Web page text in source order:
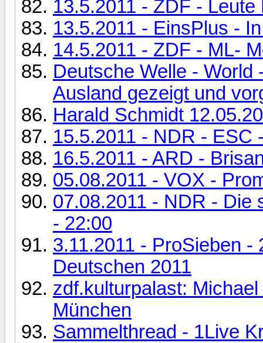
13.5.2011 - ZDF -
13.5.2011 - EinsPlus -
14.5.2011 - ZDF - ML-
Deutsche Welle - World
Ausland gezeigt und
Harald Schmidt
15.5.2011 - NDR - ESC
16.5.2011 - ARD -
05.08.2011 - VOX -
07.08.2011 - NDR - Die
- 22:00
3.11.2011 - ProSieben
Deutschen 2011
zdf.kulturpalast:
München
Sammelthread - 1Live